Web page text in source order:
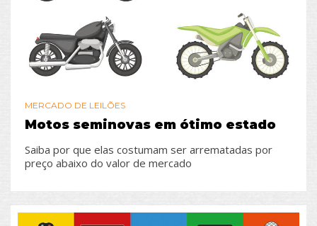
MERCADO DE LEILÕES
Motos seminovas em ótimo estado
Saiba por que elas costumam ser arrematadas por
preço abaixo do valor de mercado